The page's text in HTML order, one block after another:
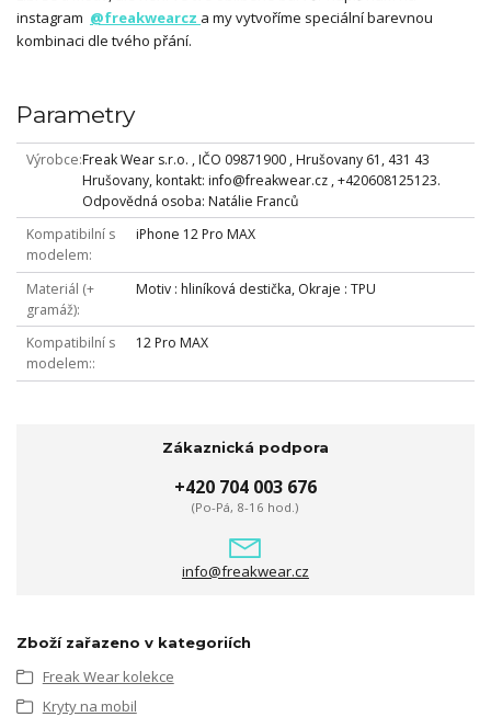
instagram @freakwearcz a my vytvoříme speciální barevnou
kombinaci dle tvého přání.
Parametry
Výrobce Freak Wear s.r.o. , IČO 09871900 , Hrušovany 61, 431 43
Hrušovany, kontakt: info@freakwear.cz , +420608125123.
Odpovědná osoba: Natálie Franců
Kompatibilní s
modelem
iPhone 12 Pro MAX
Materiál (+
gramáž)
Motiv : hliníková destička, Okraje : TPU
Kompatibilní s
modelem:
12 Pro MAX
Zákaznická podpora
+420 704 003 676
(Po-Pá, 8-16 hod.)
info@freakwear.cz
Zboží zařazeno v kategoriích
Freak Wear kolekce
Kryty na mobil